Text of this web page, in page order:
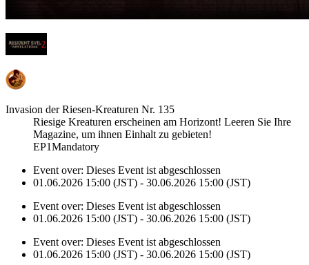
Invasion der Riesen-Kreaturen Nr. 135
Riesige Kreaturen erscheinen am Horizont! Leeren Sie Ihre
Magazine, um ihnen Einhalt zu gebieten!
EP1Mandatory
Event over: Dieses Event ist abgeschlossen
01.06.2026 15:00 (JST) - 30.06.2026 15:00 (JST)
Event over: Dieses Event ist abgeschlossen
01.06.2026 15:00 (JST) - 30.06.2026 15:00 (JST)
Event over: Dieses Event ist abgeschlossen
01.06.2026 15:00 (JST) - 30.06.2026 15:00 (JST)